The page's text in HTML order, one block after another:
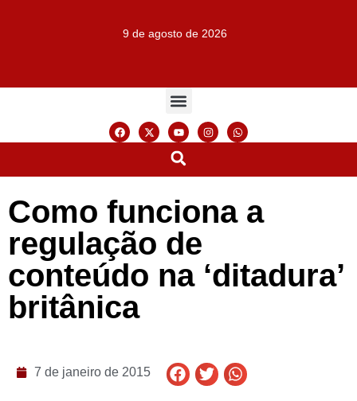
9 de agosto de 2026
Como funciona a
regulação de
conteúdo na ‘ditadura’
britânica
7 de janeiro de 2015